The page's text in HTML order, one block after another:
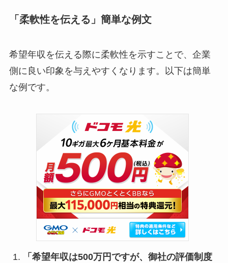
「柔軟性を伝える」簡単な例文
希望年収を伝える際に柔軟性を示すことで、企業
側に良い印象を与えやすくなります。以下は簡単
な例です。
「希望年収は500万円ですが、御社の評価制度